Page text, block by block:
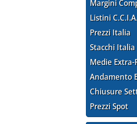
Margini
Listini
Prezzi Italia
Stacchi Italia
Medie Extra-
Andamento
Chiusure
Prezzi Spot